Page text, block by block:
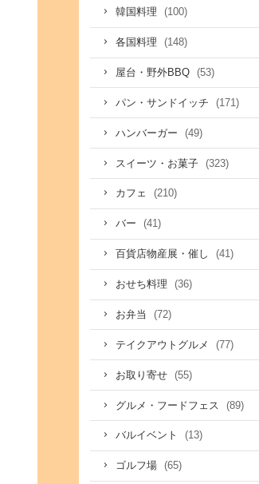
韓国料理 (100)
各国料理 (148)
屋台・野外BBQ (53)
パン・サンドイッチ (171)
ハンバーガー (49)
スイーツ・お菓子 (323)
カフェ (210)
バー (41)
百貨店物産展・催し (41)
おせち料理 (36)
お弁当 (72)
テイクアウトグルメ (77)
お取り寄せ (55)
グルメ・フードフェス (89)
バルイベント (13)
ゴルフ場 (65)